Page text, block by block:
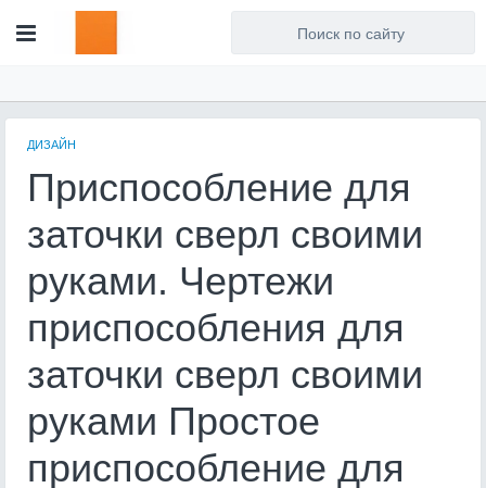
ДИЗАЙН
Приспособление для
заточки сверл своими
руками. Чертежи
приспособления для
заточки сверл своими
руками Простое
приспособление для
Для любых предложений по
сайту: artist71@cp9.ru